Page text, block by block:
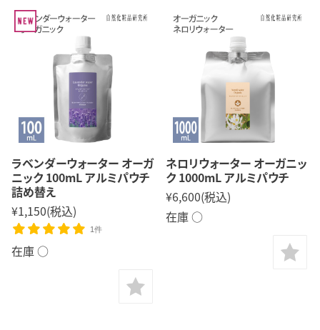
ラベンダーウォーター オーガ
ニック 100mL アルミパウチ
詰め替え
¥1,150(税込)
1件
在庫 ○
ネロリウォーター オーガニッ
ク 1000mL アルミパウチ
¥6,600(税込)
在庫 ○